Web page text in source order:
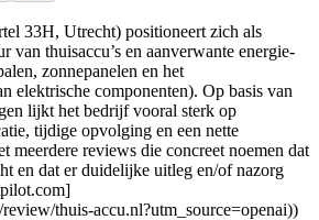
33H, Utrecht) positioneert zich als
van thuisaccu’s en aanverwante energie-
zonnepanelen en het
elektrische componenten). Op basis van
lijkt het bedrijf vooral sterk op
tijdige opvolging en een nette
meerdere reviews die concreet noemen dat
en dat er duidelijke uitleg en/of nazorg
thuis-accu.nl?utm_source=openai))